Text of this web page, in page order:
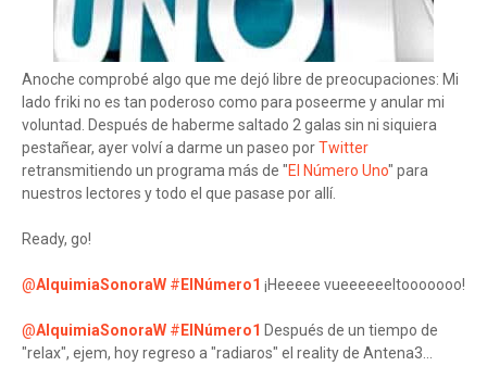
Anoche comprobé algo que me dejó libre de preocupaciones: Mi
lado friki no es tan poderoso como para poseerme y anular mi
voluntad. Después de haberme saltado 2 galas sin ni siquiera
pestañear, ayer volví a darme un paseo porTwitter
retransmitiendo un programa más de "El Número Uno" para
nuestros lectores y todo el que pasase por allí.
Ready, go!
@AlquimiaSonoraW # ElNúmero1 ¡Heeeee vueeeeeeltooooooo!
@AlquimiaSonoraW # ElNúmero1 Después de un tiempo de
"relax", ejem, hoy regreso a "radiaros" el reality de Antena3...